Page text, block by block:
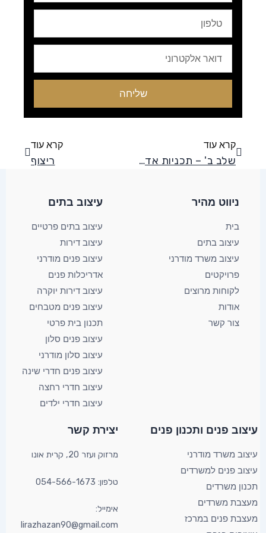
טלפון
שליחה
קרא עוד
שלב ב' – תכניות אדריכלות
קרא עוד
ריצוף
ניווט מהיר
בית
עיצוב בתים
עיצוב משרד מודרני
פרויקטים
לקוחות מרוצים
אודות
צור קשר
עיצוב בתים​
עיצוב בתים פרטיים
עיצוב דירות
עיצוב פנים מודרני
אדריכלות פנים
עיצוב דירות יוקרה
עיצוב פנים מטבחים
תכנון בית פרטי
עיצוב פנים סלון
עיצוב סלון מודרני
עיצוב פנים חדרי שינה
עיצוב חדרי רחצה
עיצוב חדרי ילדים
עיצוב פנים ותכנון פנים​
עיצוב משרד מודרני
עיצוב פנים למשרדים
תכנון משרדים
מעצבת משרדים
מעצבת פנים במרכז
יצירת קשר​
מרזוק ועזר 20, קרית אונו​
טלפון: 054-566-1673
אימייל:
lirazhazan90@gmail.com
Facebook
X
YouTube